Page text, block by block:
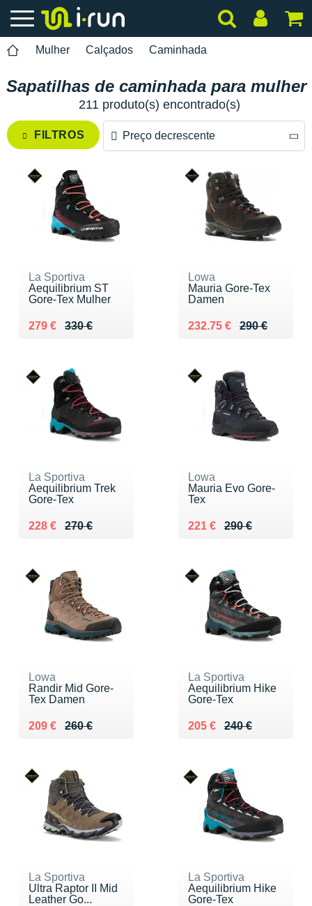
Mulher Calçados Caminhada
Sapatilhas de caminhada para mulher
211 produto(s) encontrado(s)
FILTROS Preço decrescente
Preço decrescente
La Sportiva
Aequilibrium ST
Gore-Tex Mulher
330 €
Au lieu de 330 €
279 €
Vendu 279 €
Lowa
Mauria Gore-Tex
Damen
290 €
Au lieu de 290 €
232.75 €
Vendu 232.75 €
La Sportiva
Aequilibrium Trek
Gore-Tex
270 €
Au lieu de 270 €
228 €
Vendu 228 €
Lowa
Mauria Evo Gore-
Tex
290 €
Au lieu de 290 €
221 €
Vendu 221 €
Lowa
Randir Mid Gore-
Tex Damen
260 €
Au lieu de 260 €
209 €
Vendu 209 €
La Sportiva
Aequilibrium Hike
Gore-Tex
240 €
Au lieu de 240 €
205 €
Vendu 205 €
La Sportiva
Ultra Raptor II Mid
Leather Go...
La Sportiva
Aequilibrium Hike
Gore-Tex